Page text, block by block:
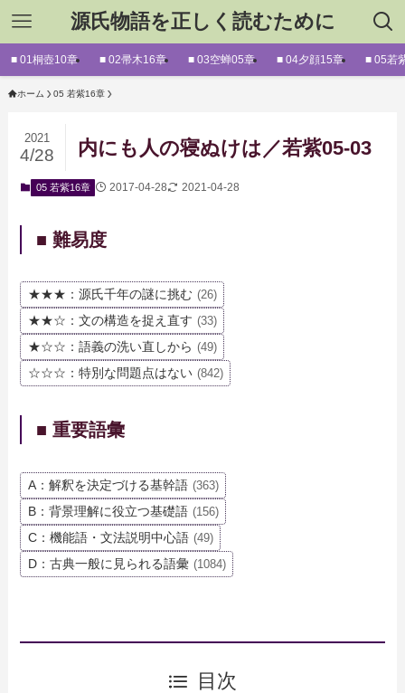
源氏物語を正しく読むために
■ 01桐壺10章 ■ 02帚木16章 ■ 03空蝉05章 ■ 04夕顔15章 ■ 05若
ホーム 05 若紫16章
内にも人の寝ぬけは／若紫05-03
2021
4/28
05 若紫16章 2017-04-28 2021-04-28
■ 難易度
★★★：源氏千年の謎に挑む (26)
★★☆：文の構造を捉え直す (33)
★☆☆：語義の洗い直しから (49)
☆☆☆：特別な問題点はない (842)
■ 重要語彙
A：解釈を決定づける基幹語 (363)
B：背景理解に役立つ基礎語 (156)
C：機能語・文法説明中心語 (49)
D：古典一般に見られる語彙 (1084)
目次